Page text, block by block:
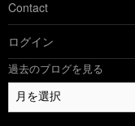
Contact
ログイン
過去のブログを見る
過
去